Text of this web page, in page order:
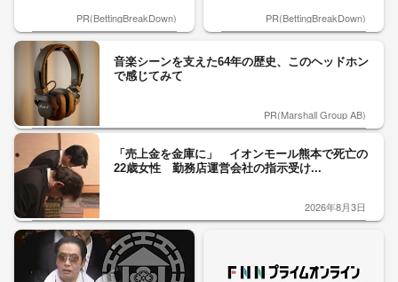
PR(BettingBreakDown) PR(BettingBreakDown)
音楽シーンを支えた64年の歴史、このヘッドホン
で感じてみて
PR(Marshall Group AB)
「売上金を金庫に」 イオンモール熊本で死亡の
22歳女性 勤務店運営会社の指示受け...
2026年8月3日